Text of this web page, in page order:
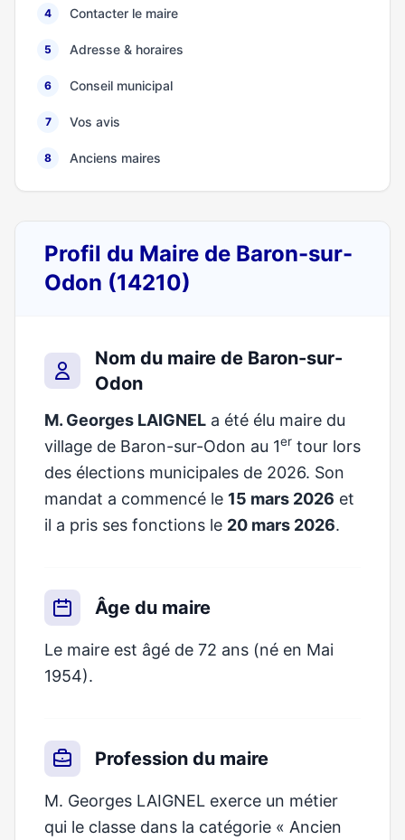
4 Contacter le maire
5 Adresse & horaires
6 Conseil municipal
7 Vos avis
8 Anciens maires
Profil du Maire de Baron-sur-
Odon (14210)
Nom du maire de Baron-sur-
Odon
M. Georges LAIGNEL a été élu maire du
village de Baron-sur-Odon au 1er tour lors
des élections municipales de 2026. Son
mandat a commencé le 15 mars 2026 et
il a pris ses fonctions le 20 mars 2026.
Âge du maire
Le maire est âgé de 72 ans (né en Mai
1954).
Profession du maire
M. Georges LAIGNEL exerce un métier
qui le classe dans la catégorie « Ancien